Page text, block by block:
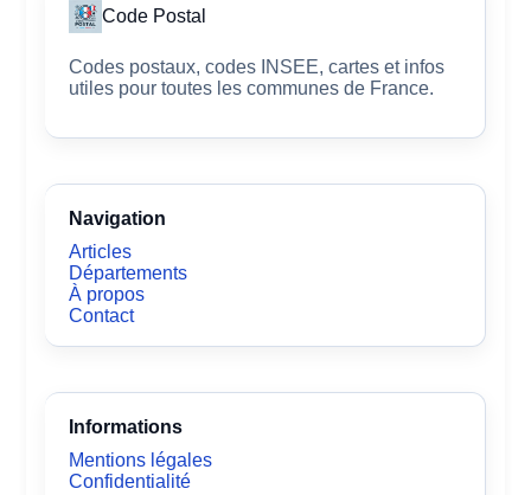
Code Postal
Codes postaux, codes INSEE, cartes et infos
utiles pour toutes les communes de France.
Navigation
Articles
Départements
À propos
Contact
Informations
Mentions légales
Confidentialité